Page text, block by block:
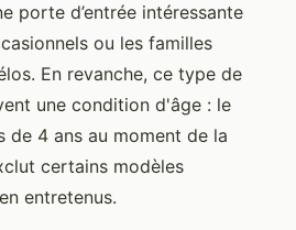
porte d’entrée intéressante
ou les familles
En revanche, ce type de
une condition d'âge : le
4 ans au moment de la
certains modèles
entretenus.